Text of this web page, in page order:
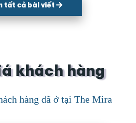
tất cả bài viết
khách hàng
hàng đã ở tại The Mira